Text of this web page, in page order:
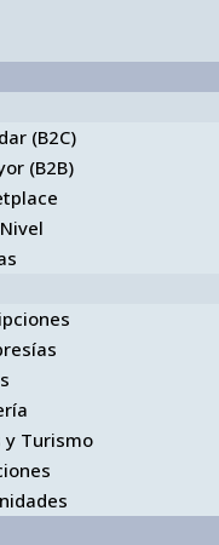
(B2C)
(B2B)
y Turismo